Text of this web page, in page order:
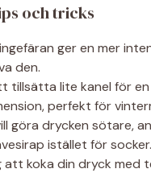
och tricks
ger en mer
den.
tillsätta lite kanel för
perfekt för
göra drycken sötare,
istället för socker.
att koka din dryck med